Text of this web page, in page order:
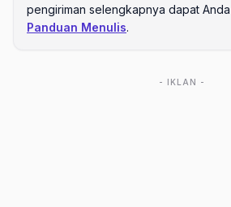
pengiriman selengkapnya dapat
Panduan Menulis.
- IKLAN -